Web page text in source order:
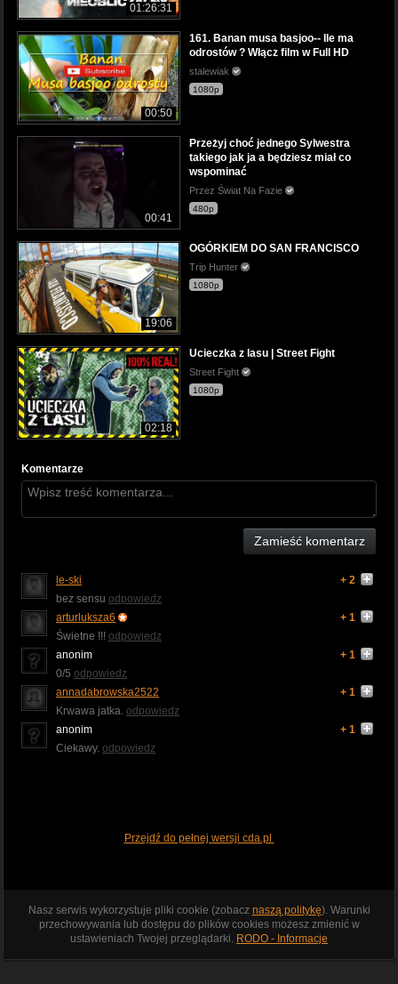
01:26:31
00:50
161. Banan musa basjoo-- Ile ma
odrostów ? Włącz film w Full HD
stalewiak
1080p
00:41
Przeżyj choć jednego Sylwestra
takiego jak ja a będziesz miał co
wspominać
Przez Świat Na Fazie
480p
19:06
OGÓRKIEM DO SAN FRANCISCO
Trip Hunter
1080p
02:18
Ucieczka z lasu | Street Fight
Street Fight
1080p
Komentarze
Zamieść komentarz
le-ski
+ 2
bez sensu odpowiedz
arturluksza6
+ 1
Świetne !!! odpowiedz
anonim
+ 1
0/5 odpowiedz
annadabrowska2522
+ 1
Krwawa jatka. odpowiedz
anonim
+ 1
Ciekawy. odpowiedz
Przejdź do pełnej wersji cda.pl
Nasz serwis wykorzystuje pliki cookie (zobacz naszą politykę). Warunki
przechowywania lub dostępu do plików cookies możesz zmienić w
ustawieniach Twojej przeglądarki. RODO - Informacje